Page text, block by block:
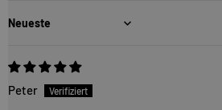
Sort by
Peter